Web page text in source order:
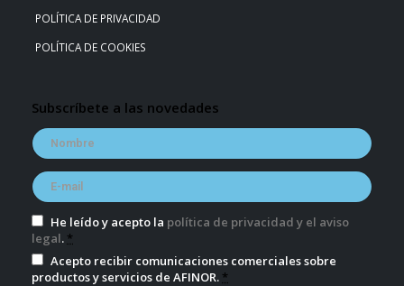
POLÍTICA DE PRIVACIDAD
POLÍTICA DE COOKIES
Subscríbete a las novedades
He leído y acepto la política de privacidad y el aviso
legal. *
Acepto recibir comunicaciones comerciales sobre
productos y servicios de AFINOR. *